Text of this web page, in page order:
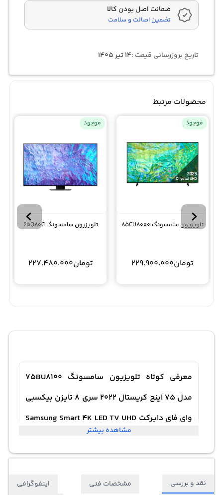
ضمانت اصل بودن کالا
تضمین اصالت و سلامت
تاریخ بروزرسانی قیمت :۱۴ تیر ۱۴۰۵
محصولات مرتبط
موجود
تلویزیون سامسونگ 85CU8000
تومان229.900.000
موجود
تلویزیون سامسونگ 65Q80C
تومان227.480.000
معرفی کوتاه تلویزیون سامسونگ 75BU8100
مدل 75 اینچ کریستال 2022 سری 8 تایزن بیکسبی
وای فای دایرکت Samsung Smart 4K LED TV UHD
مشاهده بیشتر
نقد و بررسی مشخصات فنی
اینفوگرافی